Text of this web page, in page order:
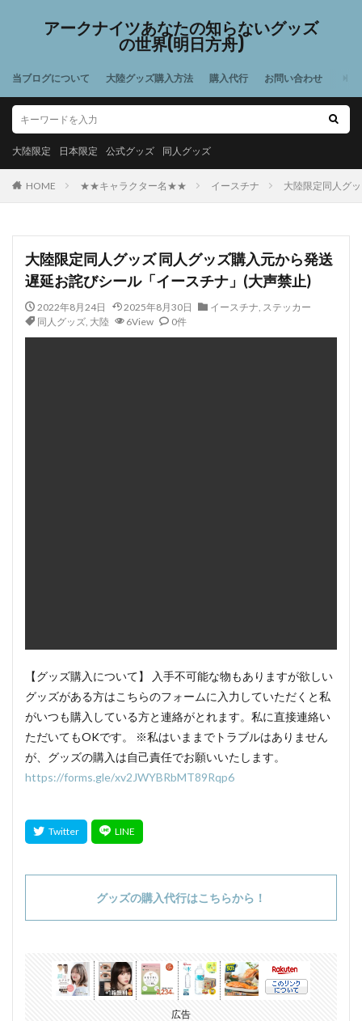
アークナイツあなたの知らないグッズ
の世界(明日方舟)
当ブログについて 大陸グッズ購入方法 購入代行 お問い合わせ
大陸限定 日本限定 公式グッズ 同人グッズ
HOME ★★キャラクター名★★ イースチナ 大陸限定同人グ
大陸限定同人グッズ 同人グッズ購入元から発送
遅延お詫びシール「イースチナ」(大声禁止)
2022年8月24日 2025年8月30日 イースチナ, ステッカー
同人グッズ, 大陸 6View 0件
【グッズ購入について】 入手不可能な物もありますが欲しい
グッズがある方はこちらのフォームに入力していただくと私
がいつも購入している方と連絡がとれます。私に直接連絡い
ただいてもOKです。 ※私はいままでトラブルはありません
が、グッズの購入は自己責任でお願いいたします。
https://forms.gle/xv2JWYBRbMT89Rqp6
グッズの購入代行はこちらから！
広告